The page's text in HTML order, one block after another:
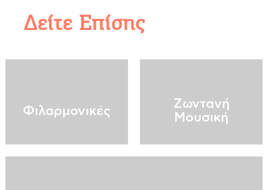
Δείτε Επίσης
Φιλαρμονικές
Ζωντανή
Μουσική